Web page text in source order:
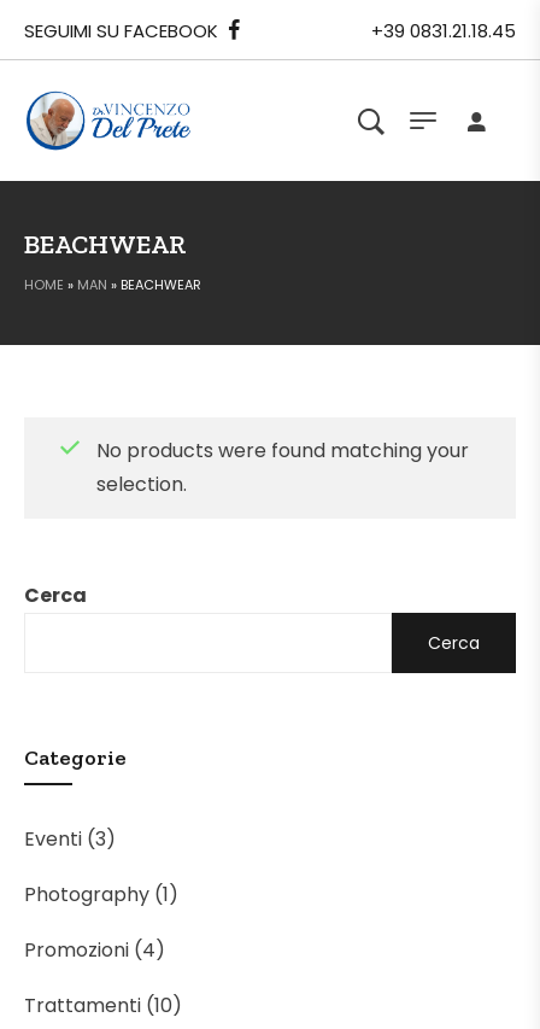
SEGUIMI SU FACEBOOK +39 0831.21.18.45
BEACHWEAR
HOME » MAN » BEACHWEAR
Cerca
Cerca
Categorie
Eventi (3)
Photography (1)
Promozioni (4)
Trattamenti (10)
No products were found matching your
selection.